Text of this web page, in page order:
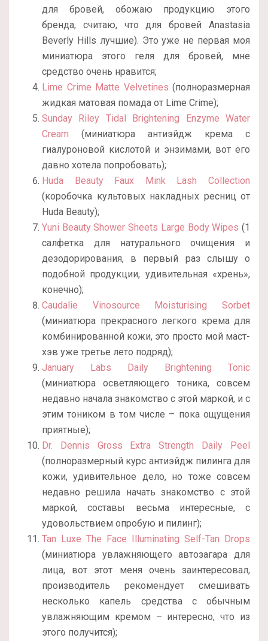
для бровей, обожаю продукцию этого
бренда, считаю, что для бровей Anastasia
Beverly Hills лучшие). Это уже не первая моя
миниатюра этого геля для бровей, мне
средство очень нравится;
Lime Crime Matte Velvetines (полноразмерная
жидкая матовая помада от Lime Crime);
Sunday Riley Tidal Brightening Enzyme Water
Cream (миниатюра антиэйдж крема с
гиалуроновой кислотой и энзимами, вот его
давно хотела попробовать);
Huda Beauty Faux Mink Lash Collection
(коробочка культовых накладных ресниц от
Huda Beauty);
Yuni Beauty Shower Sheets Large Body Wipes (1
салфетка для натурального очищения и
дезодорирования, в первый раз слышу о
подобной продукции, удивительная «хрень»,
конечно);
Caudalie Vinosource Moisturising Sorbet
(миниатюра прекрасного легкого крема для
комбинированной кожи, это просто мой маст-
хэв уже третье лето подряд);
January Labs Daily Brightening Tonic
(миниатюра осветляющего тоника, совсем
недавно начала знакомство с этой маркой, и с
этим тоником в том числе – пока ощущения
приятные);
Dr. Dennis Gross Extra Strength Daily Peel
(полноразмерный курс антиэйдж пилинга для
кожи, удивительное дело, но тоже совсем
недавно решила начать знакомство с этой
маркой, составы весьма интересные, с
удовольствием опробую и пилинг);
Tan Luxe The Face Illuminating Self-Tan Drops
(миниатюра увлажняющего автозагара для
лица, вот этот меня очень заинтересовал,
производитель рекомендует смешивать
несколько капель средства с обычным
увлажняющим кремом – интересно, что из
этого получится);